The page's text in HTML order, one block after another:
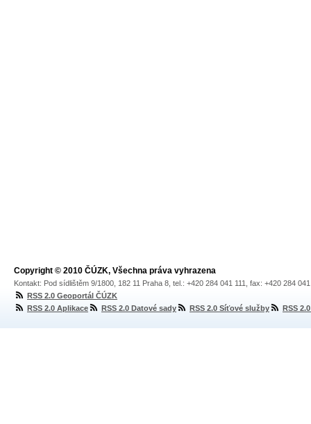
Copyright © 2010 ČÚZK, Všechna práva vyhrazena
Kontakt: Pod sídlištěm 9/1800, 182 11 Praha 8, tel.: +420 284 041 111, fax: +420 284
RSS 2.0 Geoportál ČÚZK
RSS 2.0 Aplikace
RSS 2.0 Datové sady RSS 2.0 Síťové služby RSS